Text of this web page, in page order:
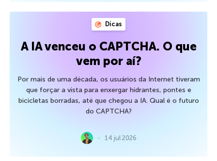
Dicas
A IA venceu o CAPTCHA. O que
vem por aí?
Por mais de uma década, os usuários da Internet tiveram
que forçar a vista para enxergar hidrantes, pontes e
bicicletas borradas, até que chegou a IA. Qual é o futuro
do CAPTCHA?
14 jul 2026